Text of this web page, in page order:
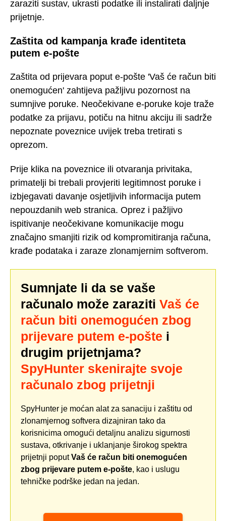
zaraziti sustav, ukrasti podatke ili instalirati daljnje
prijetnje.
Zaštita od kampanja krađe identiteta
putem e-pošte
Zaštita od prijevara poput e-pošte 'Vaš će račun biti
onemogućen' zahtijeva pažljivu pozornost na
sumnjive poruke. Neočekivane e-poruke koje traže
podatke za prijavu, potiču na hitnu akciju ili sadrže
nepoznate poveznice uvijek treba tretirati s
oprezom.
Prije klika na poveznice ili otvaranja privitaka,
primatelji bi trebali provjeriti legitimnost poruke i
izbjegavati davanje osjetljivih informacija putem
nepouzdanih web stranica. Oprez i pažljivo
ispitivanje neočekivane komunikacije mogu
značajno smanjiti rizik od kompromitiranja računa,
krađe podataka i zaraze zlonamjernim softverom.
Sumnjate li da se vaše
računalo može zaraziti Vaš će
račun biti onemogućen zbog
prijevare putem e-pošte i
drugim prijetnjama?
SpyHunter skenirajte svoje
računalo zbog prijetnji
SpyHunter je moćan alat za sanaciju i zaštitu od
zlonamjernog softvera dizajniran tako da
korisnicima omogući detaljnu analizu sigurnosti
sustava, otkrivanje i uklanjanje širokog spektra
prijetnji poputVaš će račun biti onemogućen
zbog prijevare putem e-pošte, kao i uslugu
tehničke podrške jedan na jedan.